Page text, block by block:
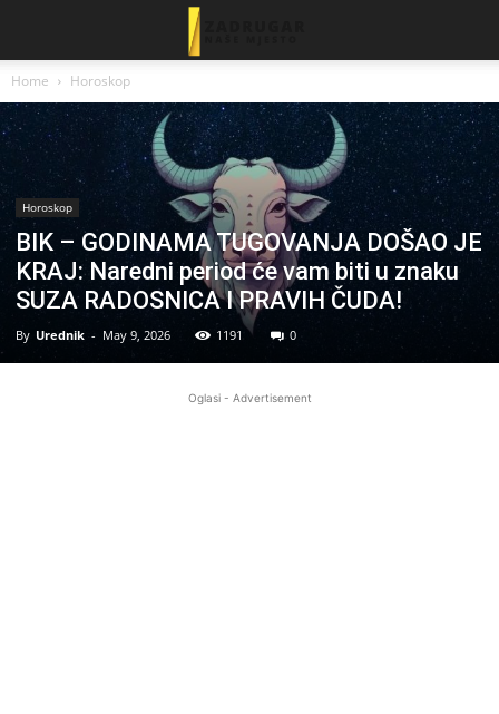
Home Horoskop
Horoskop
BIK – GODINAMA TUGOVANJA DOŠAO JE
KRAJ: Naredni period će vam biti u znaku
SUZA RADOSNICA I PRAVIH ČUDA!
By Urednik - May 9, 2026 1191 0
Oglasi - Advertisement